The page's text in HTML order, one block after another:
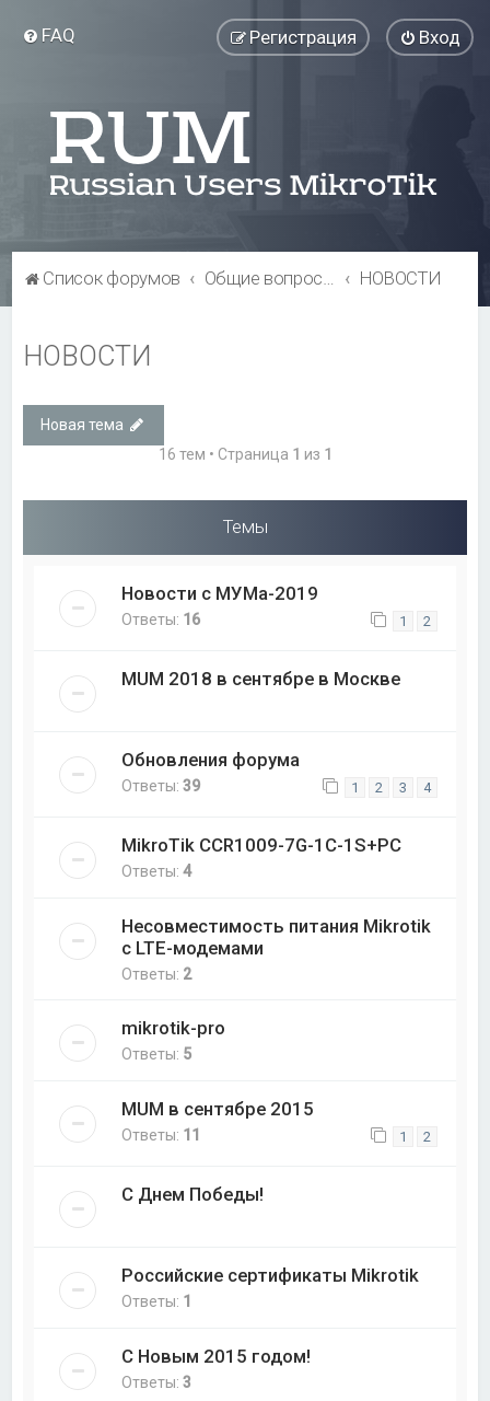
FAQ Вход
Регистрация
Список форумов Общие вопросы НОВОСТИ
НОВОСТИ
Новая тема
16 тем • Страница 1 из 1
Темы
Новости с МУМа-2019
Ответы: 16 1 2
MUM 2018 в сентябре в Москве
Обновления форума
Ответы:39 1 2 3 4
MikroTik CCR1009-7G-1C-1S+PC
Ответы:4
Несовместимость питания Mikrotik
с LTE-модемами
Ответы: 2
mikrotik-pro
Ответы: 5
MUM в сентябре 2015
Ответы: 11 1 2
С Днем Победы!
Российские сертификаты Mikrotik
Ответы: 1
С Новым 2015 годом!
Ответы:3